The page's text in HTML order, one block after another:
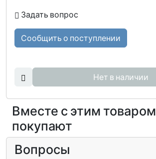
Задать вопрос
Сообщить о поступлении
Нет в наличии
Вместе с этим товаром
покупают
Вопросы